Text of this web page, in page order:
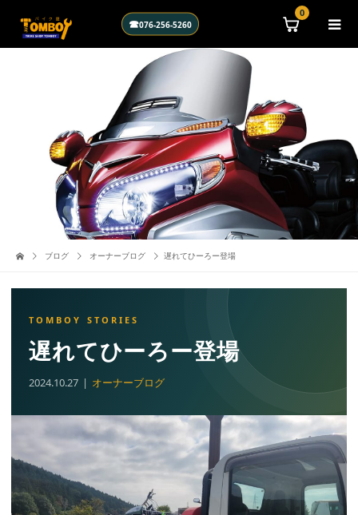
0
☎076-256-5260
ブログ オーナーブログ 遅れてひーろー登場
遅れてひーろー登場
2024.10.27 オーナーブログ